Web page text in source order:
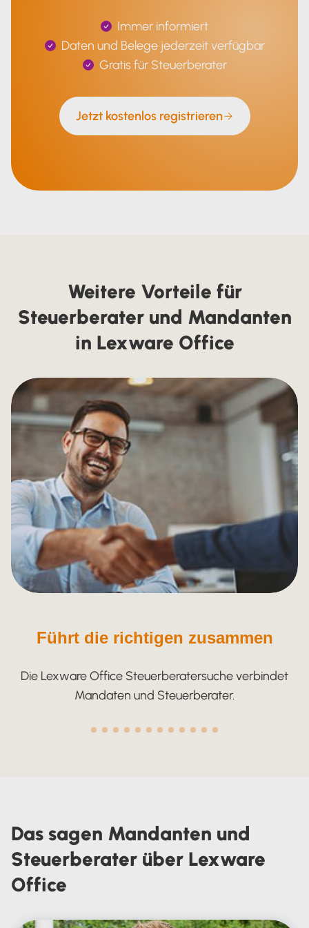
Immer informiert
Daten und Belege jederzeit verfügbar
Gratis für Steuerberater
Jetzt kostenlos registrieren
Weitere Vorteile für
Steuerberater und Mandanten
in Lexware Office
Führt die richtigen zusammen
Die Lexware Office Steuerberatersuche verbindet
Mandaten und Steuerberater.
Das sagen Mandanten und
Steuerberater über Lexware
Office